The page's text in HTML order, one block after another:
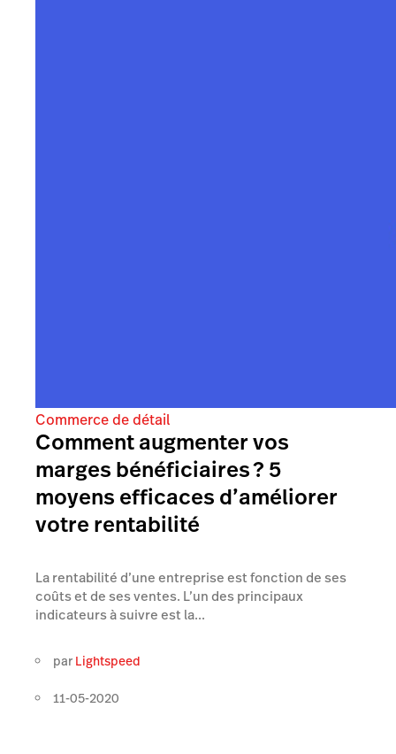
Commerce de détail
Comment augmenter vos
marges bénéficiaires ? 5
moyens efficaces d’améliorer
votre rentabilité
La rentabilité d’une entreprise est fonction de ses
coûts et de ses ventes. L’un des principaux
indicateurs à suivre est la...
par Lightspeed
11-05-2020